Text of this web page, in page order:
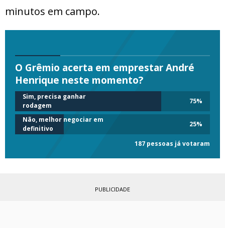
minutos em campo.
O Grêmio acerta em emprestar André
Henrique neste momento?
Sim, precisa ganhar
rodagem
75%
Não, melhor negociar em
definitivo
25%
187 pessoas já votaram
PUBLICIDADE